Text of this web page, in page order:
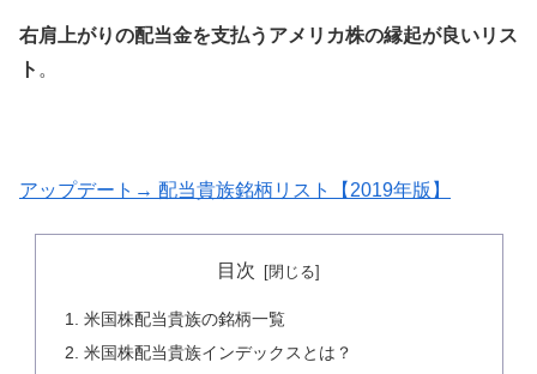
右肩上がりの配当金を支払うアメリカ株の縁起が良いリス
ト 。
アップデート→ 配当貴族銘柄リスト【2019年版】
目次
米国株配当貴族の銘柄一覧
米国株配当貴族インデックスとは？